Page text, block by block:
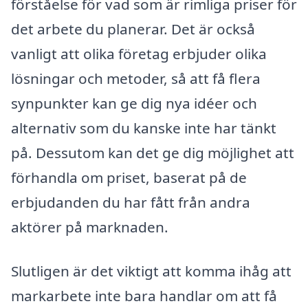
förståelse för vad som är rimliga priser för
det arbete du planerar. Det är också
vanligt att olika företag erbjuder olika
lösningar och metoder, så att få flera
synpunkter kan ge dig nya idéer och
alternativ som du kanske inte har tänkt
på. Dessutom kan det ge dig möjlighet att
förhandla om priset, baserat på de
erbjudanden du har fått från andra
aktörer på marknaden.
Slutligen är det viktigt att komma ihåg att
markarbete inte bara handlar om att få